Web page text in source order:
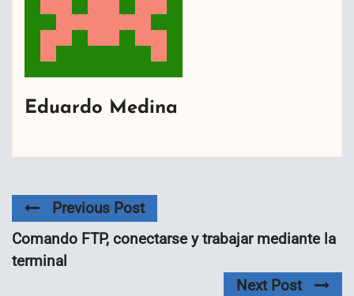
Eduardo Medina
Previous Post
Comando FTP, conectarse y trabajar mediante la
terminal
Next Post